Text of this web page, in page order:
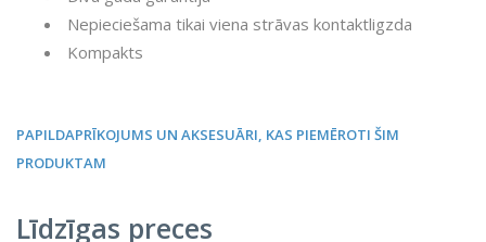
Nepieciešama tikai viena strāvas kontaktligzda
Kompakts
PAPILDAPRĪKOJUMS UN AKSESUĀRI, KAS PIEMĒROTI ŠIM
PRODUKTAM
Līdzīgas preces